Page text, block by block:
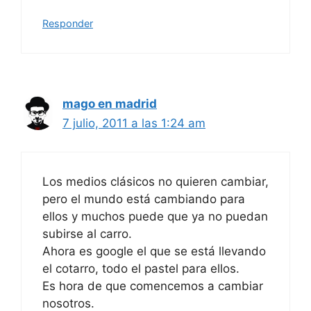
Responder
mago en madrid
7 julio, 2011 a las 1:24 am
Los medios clásicos no quieren cambiar,
pero el mundo está cambiando para
ellos y muchos puede que ya no puedan
subirse al carro.
Ahora es google el que se está llevando
el cotarro, todo el pastel para ellos.
Es hora de que comencemos a cambiar
nosotros.